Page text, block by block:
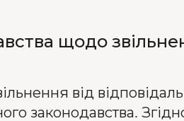
щодо
від
законодавства.